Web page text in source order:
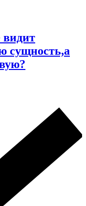
видит
сущность,а